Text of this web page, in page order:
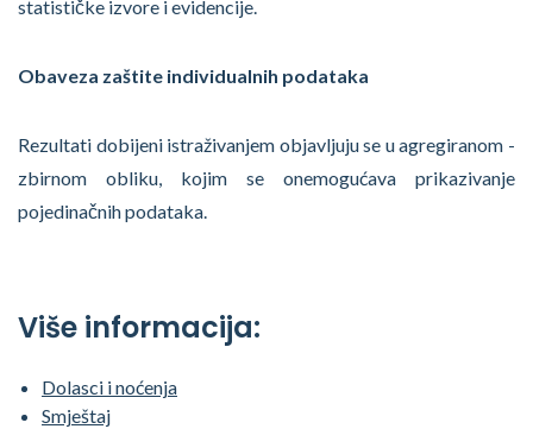
statističke izvore i evidencije.
Obaveza zaštite individualnih podataka
Rezultati dobijeni istraživanjem objavljuju se u agregiranom -
zbirnom obliku, kojim se onemogućava prikazivanje
pojedinačnih podataka.
Više informacija:
Dolasci i noćenja
Smještaj